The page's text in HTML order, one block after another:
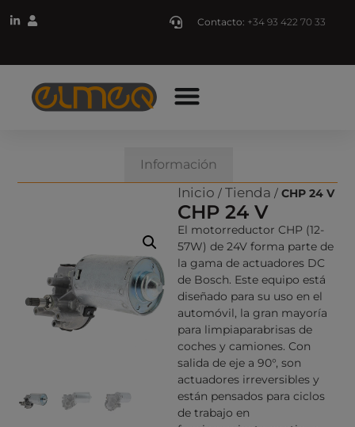
Contacto: +34 93 422 70 33
Información
Inicio / Tienda / CHP 24 V
CHP 24 V
El motorreductor CHP (12-
57W) de 24V forma parte de
la gama de actuadores DC
de Bosch. Este equipo está
diseñado para su uso en el
automóvil, la gran mayoría
para limpiaparabrisas de
coches y camiones. Con
salida de eje a 90°, son
actuadores irreversibles y
están pensados para ciclos
de trabajo en